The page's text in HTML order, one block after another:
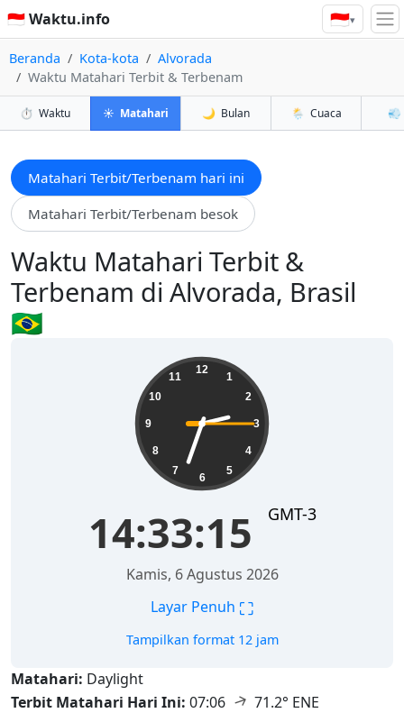
🇮🇩 Waktu.info 🇮🇩▾
Beranda Kota-kota
Alvorada
Waktu Matahari Terbit & Terbenam
⏱️ Waktu ☀️ Matahari 🌙 Bulan 🌦️ Cuaca 💨
Matahari Terbit/Terbenam hari ini
Matahari Terbit/Terbenam besok
Waktu Matahari Terbit &
Terbenam di Alvorada, Brasil
🇧🇷
12
1
2
3
4
5
6
7
8
9
10
11
14:33:17 GMT-3
Kamis, 6 Agustus 2026
Layar Penuh ⛶
Tampilkan format 12 jam
Matahari: Daylight
Terbit Matahari Hari Ini: 07:06 ↑ 71.2° ENE